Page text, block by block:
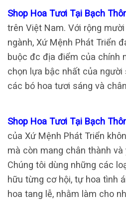
Shop Hoa Tươi Tại Bạch
trên Việt Nam. Với rộng
ngành, Xứ Mệnh Phát Triển
buộc đc địa điểm của chính
chọn lựa bậc nhất của
các bó hoa tươi sáng và
Shop Hoa Tươi Tại Bạch
của Xứ Mệnh Phát Triển
mà còn mang chân thành
Chúng tôi dùng những các
hữu từng cơ hội, tự hoa tình
hoa tang lễ, nhằm làm cho